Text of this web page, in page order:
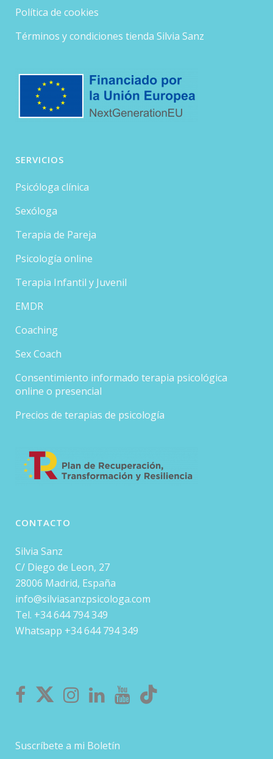
Política de cookies
Términos y condiciones tienda Silvia Sanz
SERVICIOS
Psicóloga clínica
Sexóloga
Terapia de Pareja
Psicología online
Terapia Infantil y Juvenil
EMDR
Coaching
Sex Coach
Consentimiento informado terapia psicológica
online o presencial
Precios de terapias de psicología
CONTACTO
Silvia Sanz
C/ Diego de Leon, 27
28006 Madrid, España
info@silviasanzpsicologa.com
Tel. +34 644 794 349
Whatsapp +34 644 794 349
Suscríbete a mi Boletín